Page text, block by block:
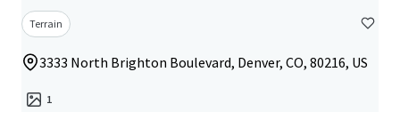
Terrain
3333 North Brighton Boulevard, Denver, CO, 80216, US
1